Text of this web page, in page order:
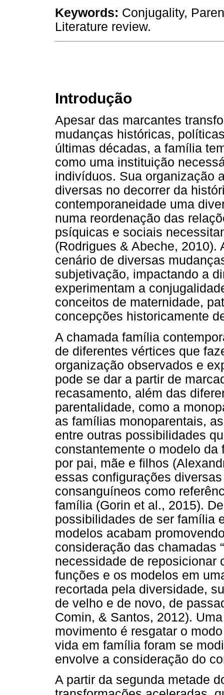
Keywords: Conjugality,
Literature review.
Introdução
Apesar das marcantes
mudanças históricas,
últimas décadas, a família
como uma instituição
indivíduos. Sua organização
diversas no decorrer da
contemporaneidade uma
numa reordenação das
psíquicas e sociais
(Rodrigues & Abeche, 2010).
cenário de diversas
subjetivação, impactando a
experimentam a
conceitos de maternidade,
concepções historicamente
A chamada família
de diferentes vértices que
organização observados e
pode se dar a partir de
recasamento, além das
parentalidade, como a
as famílias monoparentais,
entre outras possibilidades
constantemente o modelo
por pai, mãe e filhos
essas configurações
consanguíneos como
família (Gorin et al., 2015).
possibilidades de ser família
modelos acabam
consideração das chamadas
necessidade de reposicionar
funções e os modelos em
recortada pela diversidade,
de velho e de novo, de
Comin, & Santos, 2012).
movimento é resgatar o
vida em família foram se
envolve a consideração do
A partir da segunda metade